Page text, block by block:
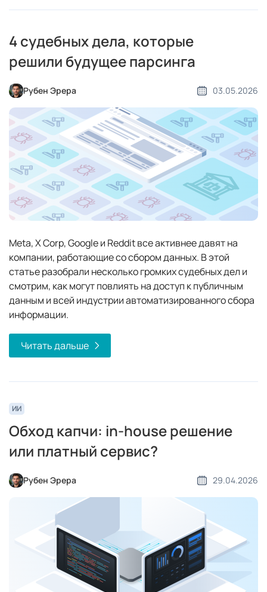
4 судебных дела, которые
решили будущее парсинга
Рубен Эрера 03.05.2026
Meta, X Corp, Google и Reddit все активнее давят на
компании, работающие со сбором данных. В этой
статье разобрали несколько громких судебных дел и
смотрим, как могут повлиять на доступ к публичным
данным и всей индустрии автоматизированного сбора
информации.
Читать дальше
ИИ
Обход капчи: in-house решение
или платный сервис?
Рубен Эрера 29.04.2026